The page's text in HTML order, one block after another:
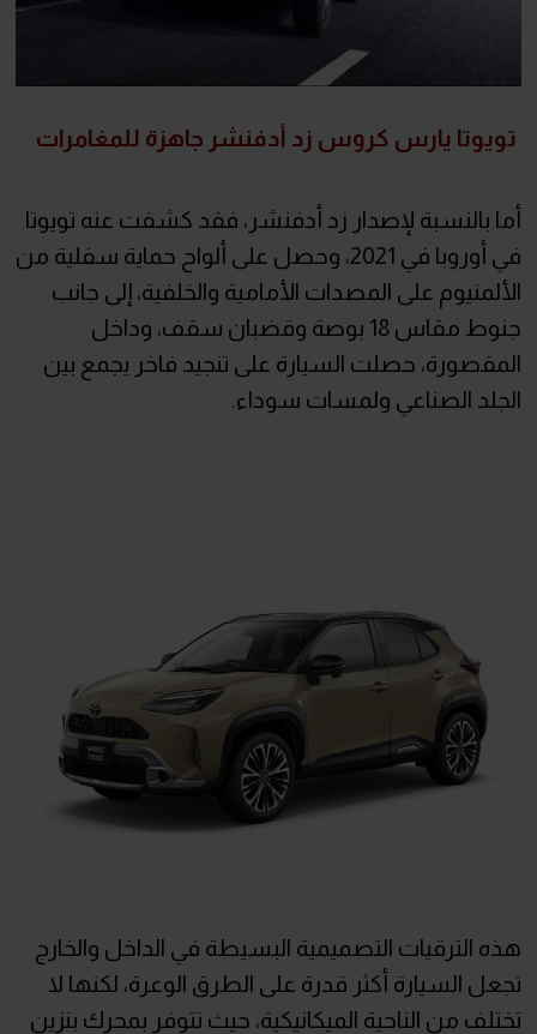
تويوتا يارس كروس زد أدفنشر جاهزة للمغامرات
أما بالنسبة لإصدار زد أدفنشر، فقد كشفت عنه تويوتا
في أوروبا في 2021، وحصل على ألواح حماية سفلية من
الألمنيوم على المصدات الأمامية والخلفية، إلى جانب
جنوط مقاس 18 بوصة وقضبان سقف، وداخل
المقصورة، حصلت السيارة على تنجيد فاخر يجمع بين
الجلد الصناعي ولمسات سوداء.
هذه الترقيات التصميمية البسيطة في الداخل والخارج
تجعل السيارة أكثر قدرة على الطرق الوعرة، لكنها لا
تختلف من الناحية الميكانيكية، حيث تتوفر بمحرك بنزين